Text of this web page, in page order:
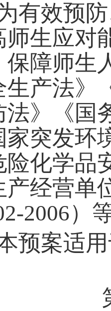
有效预
师生应对
保障师生
生产法》
法》《国
家突发环
险化学品
产经营单
2006）
预案适